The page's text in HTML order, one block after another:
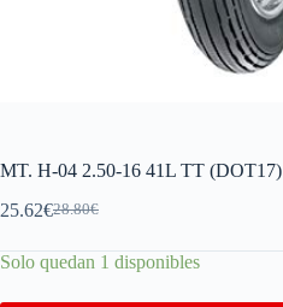
MT. H-04 2.50-16 41L TT (DOT17)
28.80€
25.62€
Solo quedan 1 disponibles